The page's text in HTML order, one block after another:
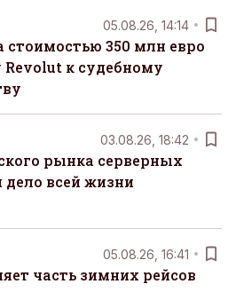
05.08.26, 14:14
стоимостью 350 млн евро
Revolut к судебному
03.08.26, 18:42
рынка серверных
дело всей жизни
05.08.26, 16:41
часть зимних рейсов